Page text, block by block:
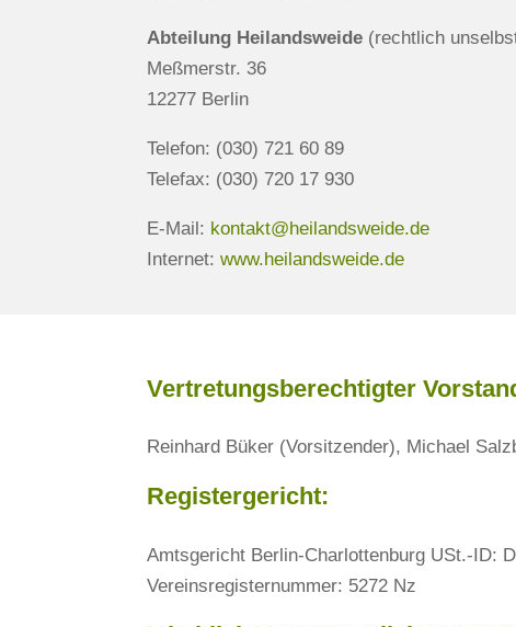
Abteilung Heilandsweide (rechtlich
Meßmerstr. 36
12277 Berlin
Telefon: (030) 721 60 89
Telefax: (030) 720 17 930
E-Mail: kontakt@heilandsweide.de
Internet:www.heilandsweide.de
Vertretungsberechtigter
Reinhard Büker (Vorsitzender), Michael
Registergericht:
Amtsgericht Berlin-Charlottenburg USt.-ID:
Vereinsregisternummer: 5272 Nz